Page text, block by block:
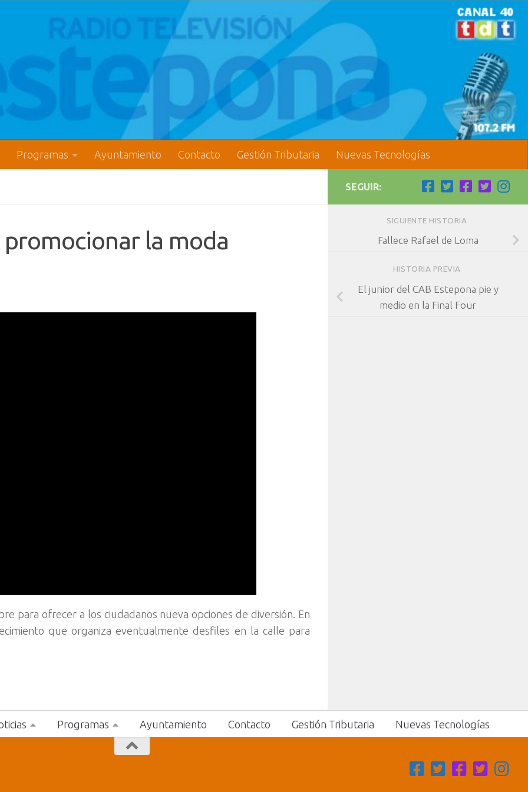
Programas Ayuntamiento Contacto Gestión Tributaria Nuevas Tecnologías
la moda
para ofrecer a los ciudadanos nueva opciones de diversión. En
que organiza eventualmente desfiles en la calle para
SEGUIR:
SIGUIENTE HISTORIA
Fallece Rafael de Loma
HISTORIA PREVIA
El junior del CAB Estepona pie y
medio en la Final Four
Programas Ayuntamiento Contacto Gestión Tributaria Nuevas Tecnologías